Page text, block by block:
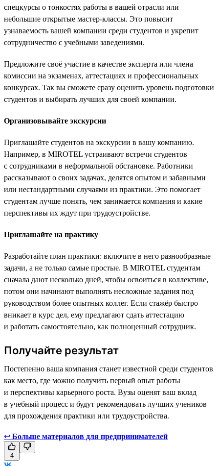
спецкурсы о тонкостях работы в вашей отрасли или
небольшие открытые мастер-классы. Это повысит
узнаваемость вашей компании среди студентов и укрепит
сотрудничество с учебными заведениями.
Предложите своё участие в качестве эксперта или члена
комиссии на экзаменах, аттестациях и профессиональных
конкурсах. Так вы сможете сразу оценить уровень подготовки
студентов и выбирать лучших для своей компании.
Организовывайте экскурсии
Приглашайте студентов на экскурсии в вашу компанию.
Например, в MIROTEL устраивают встречи студентов
с сотрудниками в неформальной обстановке. Работники
рассказывают о своих задачах, делятся опытом и забавными
или нестандартными случаями из практики. Это помогает
студентам лучше понять, чем занимается компания и какие
перспективы их ждут при трудоустройстве.
Приглашайте на практику
Разработайте план практики: включите в него разнообразные
задачи, а не только самые простые. В MIROTEL студентам
сначала дают несколько дней, чтобы освоиться в коллективе,
потом они начинают выполнять несложные задания под
руководством более опытных коллег. Если стажёр быстро
вникает в курс дел, ему предлагают сдать аттестацию
и работать самостоятельно, как полноценный сотрудник.
Получайте результат
Постепенно ваша компания станет известной среди студентов
как место, где можно получить первый опыт работы
и перспективы карьерного роста. Вузы оценят ваш вклад
в учебный процесс и будут рекомендовать лучших учеников
для прохождения практики или трудоустройства.
↩ Больше материалов для предпринимателей
4